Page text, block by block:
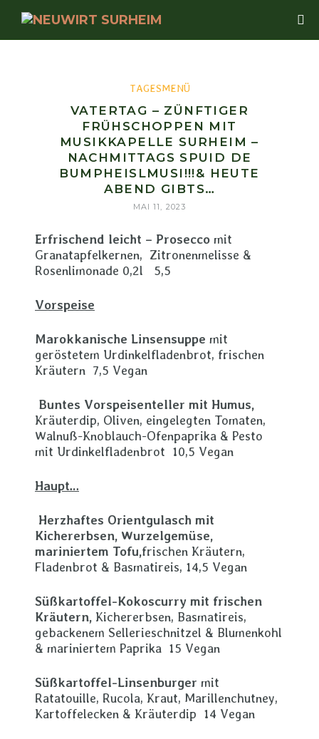
TAGESMENÜ
VATERTAG – ZÜNFTIGER
FRÜHSCHOPPEN MIT
MUSIKKAPELLE SURHEIM –
NACHMITTAGS SPUID DE
BUMPHEISLMUSI!!!& HEUTE
ABEND GIBTS…
MAI 11, 2023
Erfrischend leicht – Prosecco mit
Granatapfelkernen, Zitronenmelisse &
Rosenlimonade 0,2l 5,5
Vorspeise
Marokkanische Linsensuppe mit
geröstetem Urdinkelfladenbrot, frischen
Kräutern 7,5 Vegan
Buntes Vorspeisenteller mit Humus,
Kräuterdip, Oliven, eingelegten Tomaten,
Walnuß-Knoblauch-Ofenpaprika & Pesto
mit Urdinkelfladenbrot 10,5 Vegan
Haupt…
Herzhaftes Orientgulasch mit
Kichererbsen, Wurzelgemüse,
mariniertem Tofu,frischen Kräutern,
Fladenbrot & Basmatireis, 14,5 Vegan
Süßkartoffel-Kokoscurry mit frischen
Kräutern, Kichererbsen, Basmatireis,
gebackenem Sellerieschnitzel & Blumenkohl
& mariniertem Paprika 15 Vegan
Süßkartoffel-Linsenburger mit
Ratatouille, Rucola, Kraut, Marillenchutney,
Kartoffelecken & Kräuterdip 14 Vegan